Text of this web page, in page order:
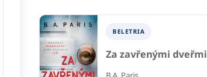
BELETRIA
Za zavřenými dveřmi